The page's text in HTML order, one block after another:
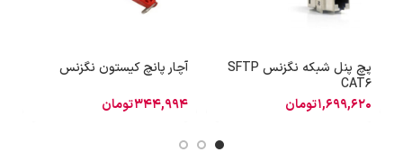
پچ پنل شبکه نگزنس SFTP
CAT6
1,699,620تومان
آچار پانچ کیستون نگزنس
344,994تومان